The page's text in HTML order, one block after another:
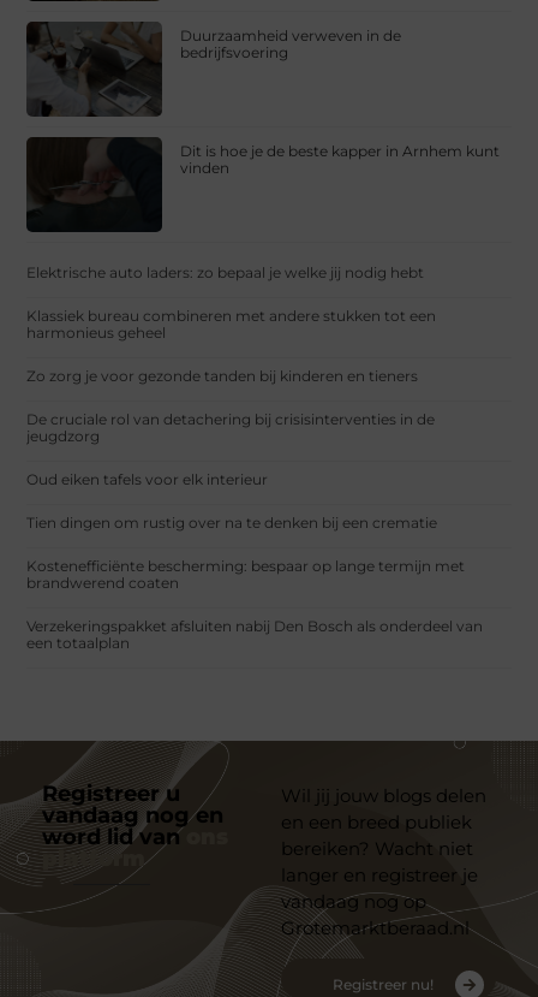
Duurzaamheid verweven in de
bedrijfsvoering
Dit is hoe je de beste kapper in Arnhem kunt
vinden
Elektrische auto laders: zo bepaal je welke jij nodig hebt
Klassiek bureau combineren met andere stukken tot een
harmonieus geheel
Zo zorg je voor gezonde tanden bij kinderen en tieners
De cruciale rol van detachering bij crisisinterventies in de
jeugdzorg
Oud eiken tafels voor elk interieur
Tien dingen om rustig over na te denken bij een crematie
Kostenefficiënte bescherming: bespaar op lange termijn met
brandwerend coaten
Verzekeringspakket afsluiten nabij Den Bosch als onderdeel van
een totaalplan
Registreer u
vandaag nog en
word lid van
platform
Wil jij jouw blogs delen
en een breed publiek
bereiken? Wacht niet
langer en registreer je
vandaag nog op
Grotemarktberaad.nl
Registreer nu!